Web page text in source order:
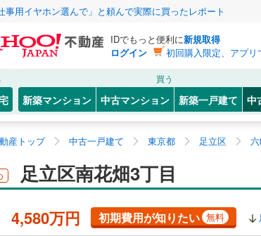
事用イヤホン選んで」と頼んで実際に買ったレポート
IDでもっと便利に新規取得
ログイン
初回購入限定、アプ
買う
新築マンション 中古マンション 新築一戸建て 中
産トップ 中古一戸建て 東京都 足立区
足立区南花畑3丁目
4,580万円 初期費用が知りたい 無料